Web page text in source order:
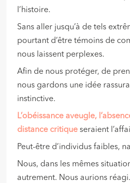
l’histoire.
Sans aller jusqu’à de tels
pourtant d’être témoins de
nous laissent perplexes.
Afin de nous protéger, de
nous gardons une idée
instinctive.
L’obéissance aveugle,
distance critique seraient
Peut-être d’individus faibles,
Nous, dans les mêmes
autrement. Nous aurions